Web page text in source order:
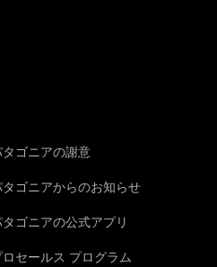
ゴニアの謝意
ゴニアからのお知らせ
ゴニアの公式アプリ
ロセールス プログラム